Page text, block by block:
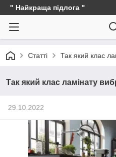
" Найкраща підлога "
Статті Так який клас
Так який клас ламінату
29.10.2022